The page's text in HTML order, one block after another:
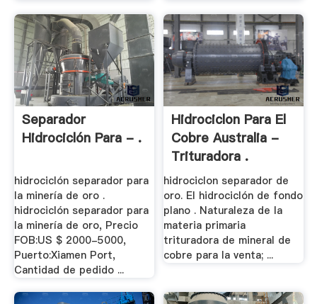
Separador
Hidrociclón Para - .
hidrociclón separador para
la minería de oro .
hidrociclón separador para
la minería de oro, Precio
FOB:US $ 2000-5000,
Puerto:Xiamen Port,
Cantidad de pedido ...
Hidrociclon Para El
Cobre Australia -
Trituradora .
hidrociclon separador de
oro. El hidrociclón de fondo
plano . Naturaleza de la
materia primaria
trituradora de mineral de
cobre para la venta; ...